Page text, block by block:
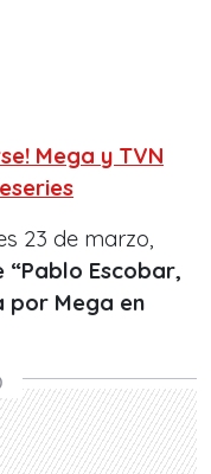
Mega y TVN
23 de marzo,
“Pablo Escobar,
por Mega en